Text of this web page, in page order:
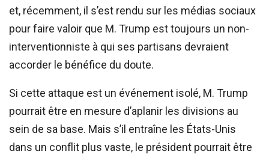
et, récemment, il s’est rendu sur les médias sociaux
pour faire valoir que M. Trump est toujours un non-
interventionniste à qui ses partisans devraient
accorder le bénéfice du doute.
Si cette attaque est un événement isolé, M. Trump
pourrait être en mesure d’aplanir les divisions au
sein de sa base. Mais s’il entraîne les États-Unis
dans un conflit plus vaste, le président pourrait être